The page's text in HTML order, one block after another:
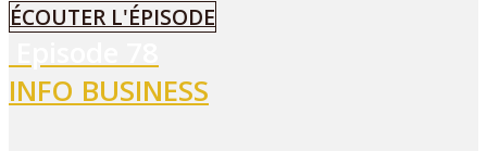
ÉCOUTER L'ÉPISODE
INFO BUSINESS